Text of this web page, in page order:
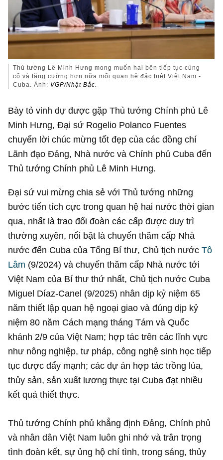
Thủ tướng Lê Minh Hưng mong muốn hai bên tiếp tục củng
cố và tăng cường hơn nữa mối quan hệ đặc biệt Việt Nam -
Cuba. Ảnh: VGP/Nhật Bắc.
Bày tỏ vinh dự được gặp Thủ tướng Chính phủ Lê
Minh Hưng, Đại sứ Rogelio Polanco Fuentes
chuyển lời chúc mừng tốt đẹp của các đồng chí
Lãnh đạo Đảng, Nhà nước và Chính phủ Cuba đến
Thủ tướng Chính phủ Lê Minh Hưng.
Đại sứ vui mừng chia sẻ với Thủ tướng những
bước tiến tích cực trong quan hệ hai nước thời gian
qua, nhất là trao đổi đoàn các cấp được duy trì
thường xuyên, nổi bật là chuyến thăm cấp Nhà
nước đến Cuba của Tổng Bí thư, Chủ tịch nướcTô
Lâm (9/2024) và chuyến thăm cấp Nhà nước tới
Việt Nam của Bí thư thứ nhất, Chủ tịch nước Cuba
Miguel Díaz-Canel (9/2025) nhân dịp kỷ niệm 65
năm thiết lập quan hệ ngoại giao và đúng dịp kỷ
niệm 80 năm Cách mạng tháng Tám và Quốc
khánh 2/9 của Việt Nam; hợp tác trên các lĩnh vực
như nông nghiệp, tư pháp, công nghệ sinh học tiếp
tục được đẩy mạnh; các dự án hợp tác trồng lúa,
thủy sản, sản xuất lương thực tại Cuba đạt nhiều
kết quả thiết thực.
Thủ tướng Chính phủ khẳng định Đảng, Chính phủ
và nhân dân Việt Nam luôn ghi nhớ và trân trọng
tình đoàn kết, sự ủng hộ chí tình, trong sáng, thủy